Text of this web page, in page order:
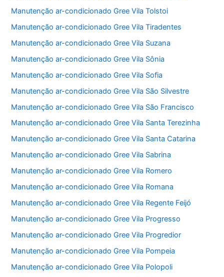
Manutenção ar-condicionado Gree Vila Tolstoi
Manutenção ar-condicionado Gree Vila Tiradentes
Manutenção ar-condicionado Gree Vila Suzana
Manutenção ar-condicionado Gree Vila Sônia
Manutenção ar-condicionado Gree Vila Sofia
Manutenção ar-condicionado Gree Vila São Silvestre
Manutenção ar-condicionado Gree Vila São Francisco
Manutenção ar-condicionado Gree Vila Santa Terezinha
Manutenção ar-condicionado Gree Vila Santa Catarina
Manutenção ar-condicionado Gree Vila Sabrina
Manutenção ar-condicionado Gree Vila Romero
Manutenção ar-condicionado Gree Vila Romana
Manutenção ar-condicionado Gree Vila Regente Feijó
Manutenção ar-condicionado Gree Vila Progresso
Manutenção ar-condicionado Gree Vila Progredior
Manutenção ar-condicionado Gree Vila Pompeia
Manutenção ar-condicionado Gree Vila Polopoli